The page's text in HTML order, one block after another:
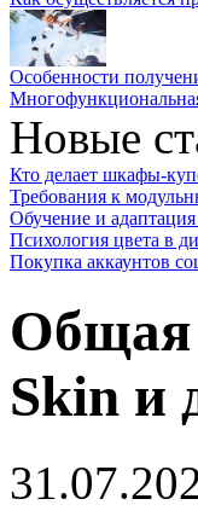
Особенности
Новые
Кто делает шкафы-
Требования к
Обучение и
Психология цвета в
Покупка аккаунтов
Общая
Skin и